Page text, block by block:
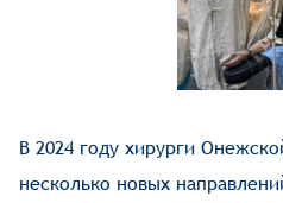
В 2024 году хирурги
несколько новых